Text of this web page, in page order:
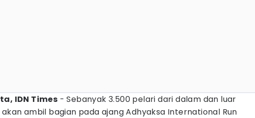
IDN Times - Sebanyak 3.500 pelari dari dalam dan luar
ambil bagian pada ajang Adhyaksa International Run